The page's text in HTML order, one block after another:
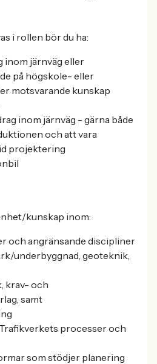
i rollen bör du ha:
inom järnväg eller
på högskole- eller
motsvarande kunskap
inom järnväg - gärna både
och att vara
projektering
kunskap inom:
och angränsande discipliner
underbyggnad, geoteknik,
krav- och
samt
processer och
som stödjer planering